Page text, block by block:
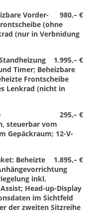
980,– €
Vorder-
(ohne
(nur in Verbnidung
1.995,– €
Timer; Beheizbare
Frontscheibe
Lenkrad (nicht in
295,– €
steuerbar vom
Gepäckraum; 12-V-
1.895,– €
Beheizte
inkl.
Head-up-Display
im Sichtfeld
der zweiten Sitzreihe